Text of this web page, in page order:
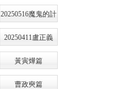
Leejung
20250516魔鬼的計
謀2
20250411盧正義
黃寅燁篇
曹政奭篇